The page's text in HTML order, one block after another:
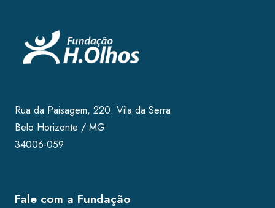
Rua da Paisagem, 220. Vila da Serra
Belo Horizonte / MG
34006-059
Fale com a Fundação